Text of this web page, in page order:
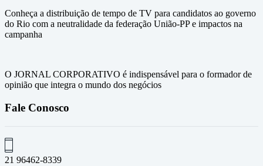
Conheça a distribuição de tempo de TV para candidatos ao governo
do Rio com a neutralidade da federação União-PP e impactos na
campanha
O JORNAL CORPORATIVO é indispensável para o formador de
opinião que integra o mundo dos negócios
Fale Conosco
21 96462-8339